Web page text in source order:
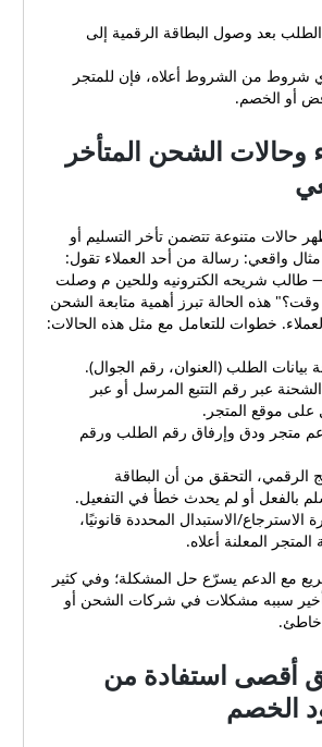
الطلب بعد وصول البطاقة الرقمية إلى
شروط من الشروط أعلاه، فإن للمتجر
أو الخصم.
وحالات الشحن المتأخر
حالات متنوعة تتضمن تأخر التسليم أو
واقعي: رسالة من أحد العملاء تقول:
— طالب شريحه الكترونيه وللحين م وصلت
هذه الحالة تبرز أهمية متابعة الشحن
خطوات للتعامل مع مثل هذه الحالات:
بيانات الطلب (العنوان، رقم الجوال).
عبر رقم التتبع المرسل أو عبر
موقع المتجر.
متجر ودق وإرفاق رقم الطلب ورقم
الرقمي، التحقق من أن البطاقة
بالفعل أو لم يحدث خطأ في التفعيل.
الاسترجاع/الاستبدال المحددة قانونيًا،
المعلنة أعلاه.
مع الدعم يسرّع حل المشكلة؛ وفي كثير
سببه مشكلات في شركات الشحن أو
خاطئ.
أقصى استفادة من
الخصم